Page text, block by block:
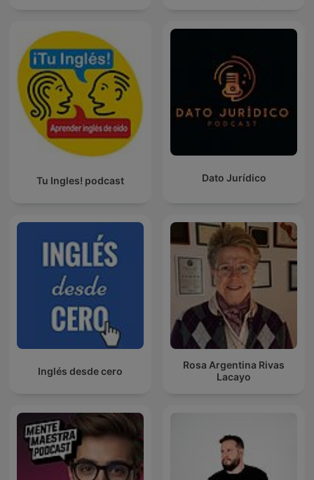
Tu Ingles! podcast Dato Jurídico
Inglés desde cero
Rosa Argentina Rivas
Lacayo